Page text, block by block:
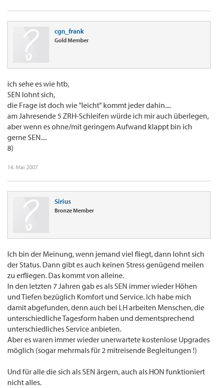
cgn_frank
Gold Member
ich sehe es wie htb,
SEN lohnt sich,
die Frage ist doch wie "leicht" kommt jeder dahin....
am Jahresende 5 ZRH-Schleifen würde ich mir auch überlegen,
aber wenn es ohne/mit geringem Aufwand klappt bin ich
gerne SEN....
8)
14. Mai 2007
Sirius
Bronze Member
Ich bin der Meinung, wenn jemand viel fliegt, dann lohnt sich
der Status. Dann gibt es auch keinen Stress genügend meilen
zu erfliegen. Das kommt von alleine.
In den letzten 7 Jahren gab es als SEN immer wieder Höhen
und Tiefen bezüglich Komfort und Service. Ich habe mich
damit abgefunden, denn auch bei LH arbeiten Menschen, die
unterschiedliche Tagesform haben und dementsprechend
unterschiedliches Service anbieten.
Aber es waren immer wieder unerwartete kostenlose Upgrades
möglich (sogar mehrmals für 2 mitreisende Begleitungen !)
Und für alle die sich als SEN ärgern, auch als HON funktioniert
nicht alles.